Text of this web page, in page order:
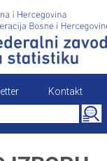
Kontakt
Search
for: